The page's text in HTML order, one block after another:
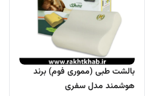
بالشت طبی (مموری فوم) برند
هوشمند مدل سفری